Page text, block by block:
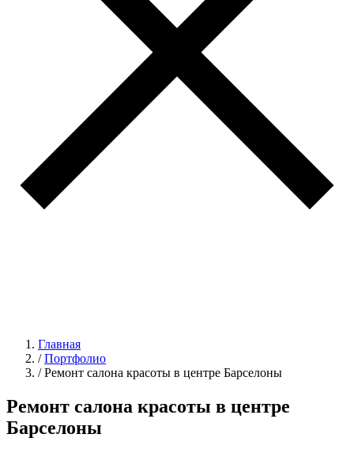
Главная
/ Портфолио
/ Ремонт салона красоты в центре Барселоны
Ремонт салона красоты в центре
Барселоны